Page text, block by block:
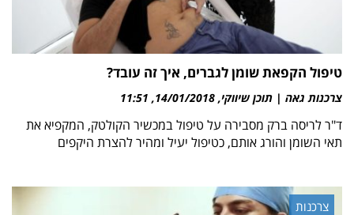
טיפול הקפאת שומן לגברים, איך זה עובד?
צרכנות גאה | תוכן שיווקי 14/01/2018
11:51
ד"ר לריסה ברק מסבירה על טיפול במכשיר הקולטק, המקפיא את
תאי השומן והורג אותם, כטיפול יעיל ומהיר להצרת היקפים
צרכנות